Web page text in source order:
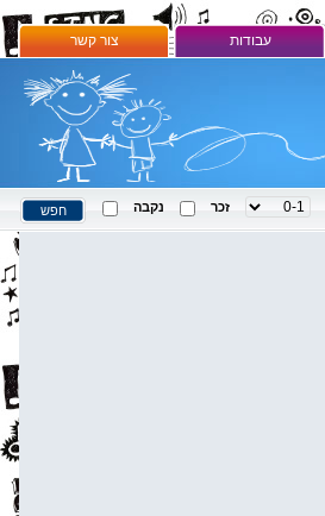
עבודות צור קשר
זכר נקבה